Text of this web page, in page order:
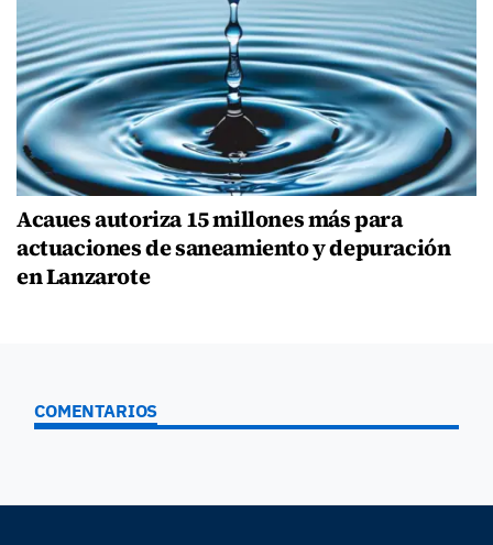
Acaues autoriza 15 millones más para
actuaciones de saneamiento y depuración
en Lanzarote
COMENTARIOS